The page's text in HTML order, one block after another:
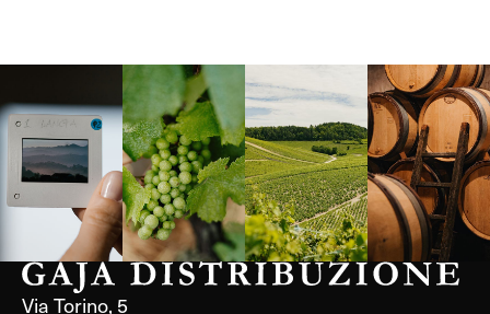
Langa, 1977 Borgogna,
Francia
Borgogna,
Francia
Instagram
Via Torino, 5